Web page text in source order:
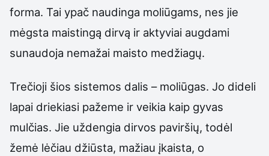
forma. Tai ypač naudinga moliūgams, nes jie
mėgsta maistingą dirvą ir aktyviai augdami
sunaudoja nemažai maisto medžiagų.
Trečioji šios sistemos dalis – moliūgas. Jo dideli
lapai driekiasi pažeme ir veikia kaip gyvas
mulčias. Jie uždengia dirvos paviršių, todėl
žemė lėčiau džiūsta, mažiau įkaista, o